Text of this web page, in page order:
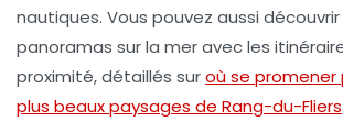
nautiques. Vous pouvez aussi
panoramas sur la mer avec les
proximité, détaillés suroù se promener
plus beaux paysages de Rang-du-Fliers.